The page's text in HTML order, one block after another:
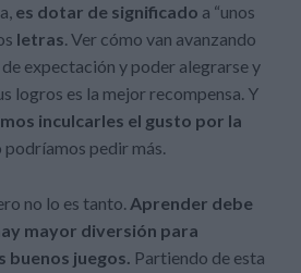
es dotar de significado a “unos
letras. Ver cómo van avanzando
expectación y poder alegrarse y
logros es la mejor recompensa. Y
inculcarles el gusto por la
podríamos pedir más.
no lo es tanto. Aprender debe
mayor diversión para
buenos juegos. Partiendo de esta